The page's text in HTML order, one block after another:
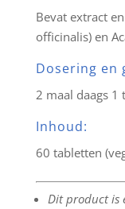
Bevat extract
officinalis) en
Dosering en
2 maal daags
Inhoud:
60 tabletten
Dit product is